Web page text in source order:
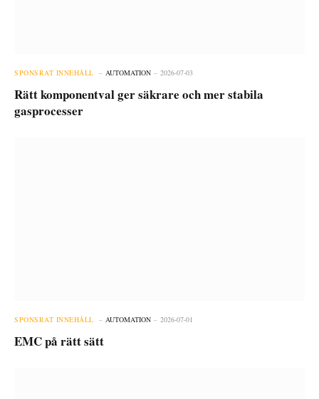
SPONSRAT INNEHÅLL AUTOMATION 2026-07-03
Rätt komponentval ger säkrare och mer stabila
gasprocesser
SPONSRAT INNEHÅLL AUTOMATION 2026-07-01
EMC på rätt sätt